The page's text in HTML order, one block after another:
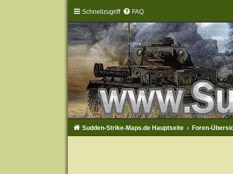
Schnellzugriff FAQ
Sudden-Strike-Maps.de Hauptseite Foren-